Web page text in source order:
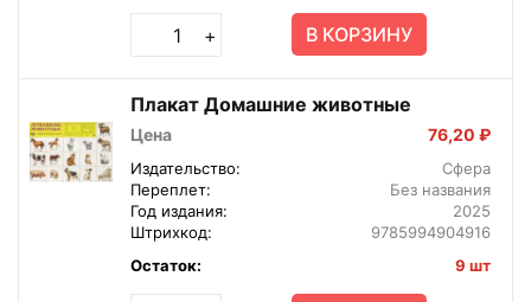
+ В КОРЗИНУ
Плакат Домашние животные
Цена 76,20 ₽
Издательство:
Сфера
Переплет:
Без названия
Год издания:
2025
Штрихкод:
9785994904916
Остаток:
9 шт